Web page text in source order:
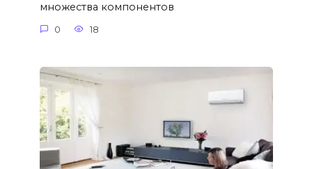
множества компонентов
0 18